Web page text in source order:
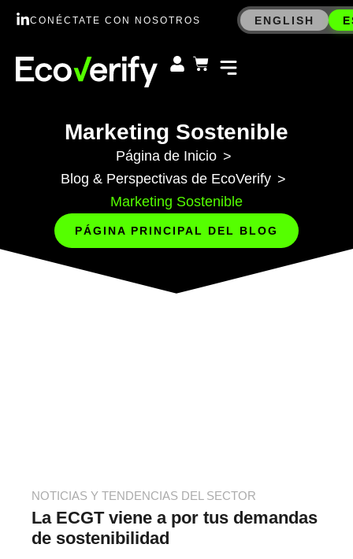
CONÉCTATE CON NOSOTROS ENGLISH
Marketing Sostenible
Página de Inicio >
Blog & Perspectivas de EcoVerify >
Marketing Sostenible
PÁGINA PRINCIPAL DEL BLOG
NOTICIAS Y TENDENCIAS DEL SECTOR
La ECGT viene a por tus demandas
de sostenibilidad